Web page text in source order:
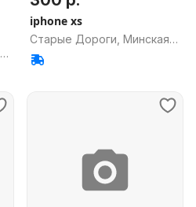
iphone xs
Старые Дороги, Минская
обл.